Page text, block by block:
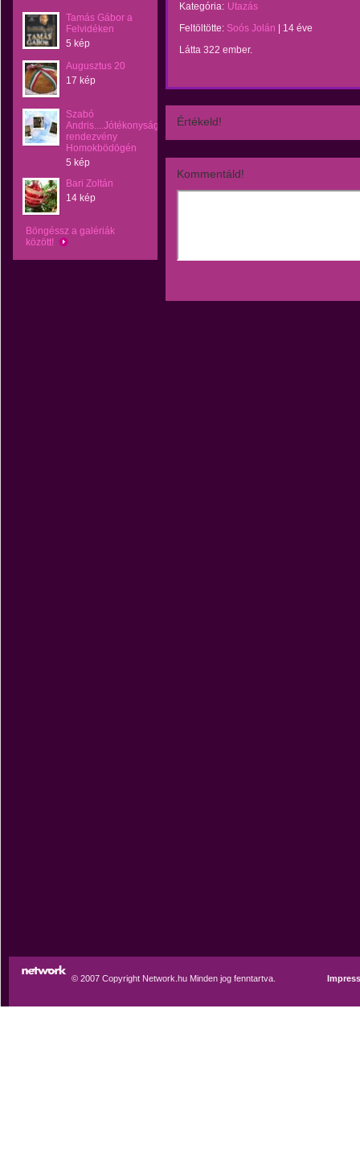
Tamás Gábor a
Felvidéken
5 kép
Augusztus 20
17 kép
Szabó
Andris....Jótékonysági
rendezvény
Homokbödögén
5 kép
Bari Zoltán
14 kép
Böngéssz a galériák
között!
Kategória: Utazás
Feltöltötte: Soós Jolán
14 éve
Látta 322 ember.
Értékeld!
Kommentáld!
© 2007 Copyright Network.hu Minden jog fenntartva.